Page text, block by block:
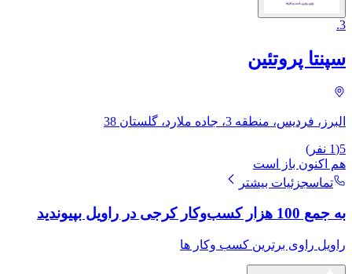
3
.
سپنتا پروتئین
البرز، فردیس، منطقه 3، جاده ملارد، گلستان 38
5
(
1 نفر)
هم اکنون باز است
تماسجزئیات بیشتر
به جمع 100 هزار کسب‌وکار کرجی در راویل بپیوندید
راویل راوی برترین کسب وکار ها